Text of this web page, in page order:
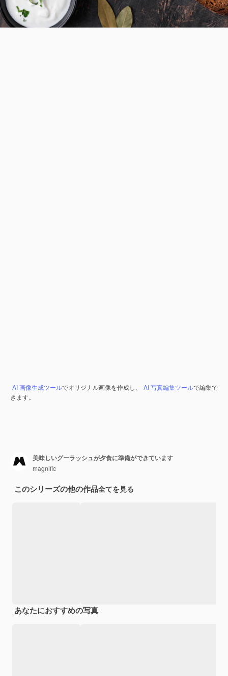
AI 画像生成ツールでオリジナル画像を作成し、 AI 写真編集ツールで編集で
きます。
美味しいグーラッシュが夕食に準備ができています
magnific
このシリーズの他の作品全てを見る
あなたにおすすめの写真